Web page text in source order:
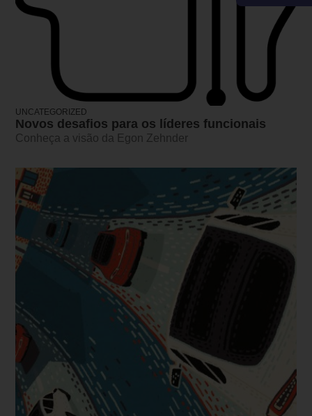
UNCATEGORIZED
Novos desafios para os líderes funcionais
Conheça a visão da Egon Zehnder